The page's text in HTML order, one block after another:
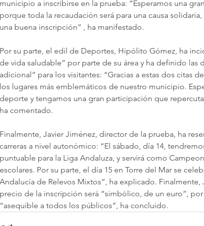
municipio a inscribirse en la prueba: “Esperamos una
porque toda la recaudación será para una causa
una buena inscripción” , ha manifestado.
Por su parte, el edil de Deportes, Hipólito Gómez, ha
de vida saludable” por parte de su área y ha definido las
adicional” para los visitantes: “Gracias a estas dos citas
los lugares más emblemáticos de nuestro municipio.
deporte y tengamos una gran participación que
ha comentado.
Finalmente, Javier Jiménez, director de la prueba, ha
carreras a nivel autonómico: “El sábado, día 14,
puntuable para la Liga Andaluza, y servirá como
escolares. Por su parte, el día 15 en Torre del Mar se
Andalucía de Relevos Mixtos”, ha explicado.
precio de la inscripción será “simbólico, de un euro”,
“asequible a todos los públicos”, ha concluido.